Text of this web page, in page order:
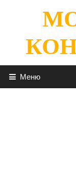
содержимому
Меню